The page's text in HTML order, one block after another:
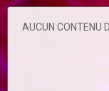
AUCUN CONTENU